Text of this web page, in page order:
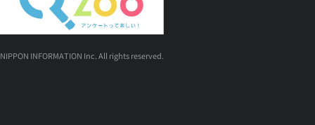
NIPPON INFORMATION Inc. All rights reserved.